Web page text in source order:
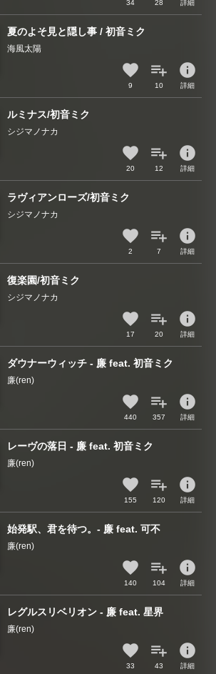
34 28 詳細
夏のよそ見と隠し事 / 初音ミク
海風太陽
9 10
info
詳細
ルミナス/初音ミク
シジマノナカ
20 12
info
詳細
ラヴィアンローズ/初音ミク
シジマノナカ
2 7
info
詳細
復楽園/初音ミク
シジマノナカ
17 20
info
詳細
ダウナーウィッチ - 廉 feat. 初音ミク
廉(ren)
440 357
info
詳細
レーヴの落日 - 廉 feat. 初音ミク
廉(ren)
155 120
info
詳細
始発駅、君を待つ。- 廉 feat. 可不
廉(ren)
140 104
info
詳細
レグルスリベリオン - 廉 feat. 星界
廉(ren)
33 43
info
詳細